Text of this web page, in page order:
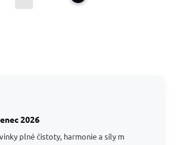
2026
plné čistoty, harmonie a síly m